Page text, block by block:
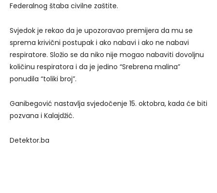
Federalnog štaba civilne zaštite.
Svjedok je rekao da je upozoravao premijera da mu se
sprema krivični postupak i ako nabavi i ako ne nabavi
respiratore. Složio se da niko nije mogao nabaviti dovoljnu
količinu respiratora i da je jedino “Srebrena malina”
ponudila “toliki broj”.
Ganibegović nastavlja svjedočenje 15. oktobra, kada će biti
pozvana i Kalajdžić.
Detektor.ba